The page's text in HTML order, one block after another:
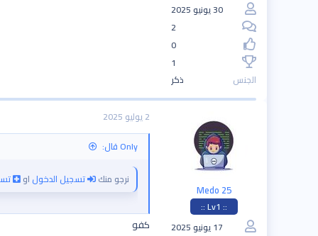
30 يونيو 2025
2
0
1
الجنس
ذكر
Medo 25
:: Lv1 ::
17 يونيو 2025
2 يوليو 2025
Only قال:
نرجو منك
تسجيل الدخول او
كفو